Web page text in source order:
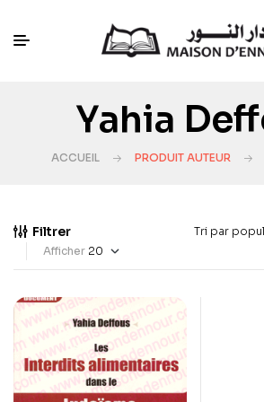
Yahia
ACCUEIL PRODUIT AUTEUR
Filtrer
Afficher